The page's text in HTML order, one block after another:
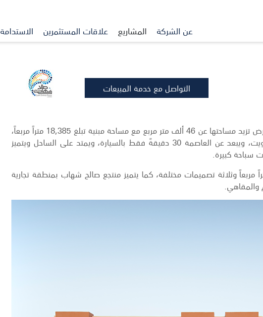
عن الشركة المشاريع علاقات المستثمرين الاستدامة
التواصل مع خدمة المبيعات
يضم منتجع صالح شهاب، الذي شُيِّد على قطعة أرض تزيد مساحتها عن 46 ألف متر مربع مع مساحة مبنية تبلغ 18,385 متراً مربعاً،
105 شاليه ويقع في منطقة الجليعة جنوب الكويت، ويبعد عن العاصمة 30 دقيقةً فقط بالسيارة، ويمتد على الساحل ويتميز
سباحة كبيرة.
المساحة المبنية لكلِّ شاليه 227 متراً مربعاً وثلاثة تصميمات مختلفة، كما يتميز منتجع صالح شهاب بمنطقة تجارية
والمقاهي.